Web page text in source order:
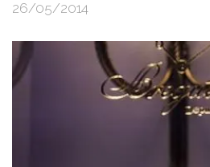
26/05/2014